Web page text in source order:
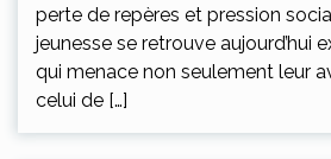
perte de repères et pression
jeunesse se retrouve aujourd’hui
qui menace non seulement leur
celui de […]